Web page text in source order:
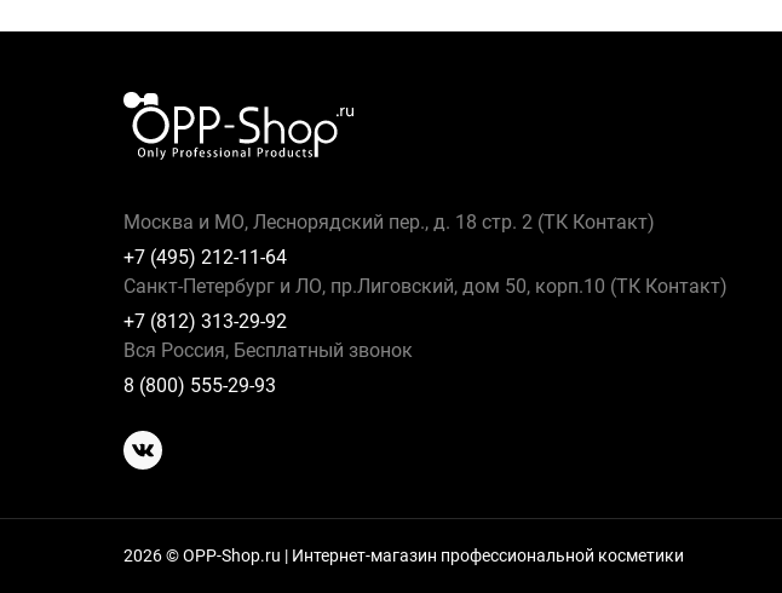
Москва и МО, Леснорядский пер., д. 18 стр. 2 (ТК Контакт)
+7 (495) 212-11-64
Санкт-Петербург и ЛО, пр.Лиговский, дом 50, корп.10 (ТК Контакт)
+7 (812) 313-29-92
Вся Россия, Бесплатный звонок
8 (800) 555-29-93
2026 © OPP-Shop.ru | Интернет-магазин профессиональной косметики